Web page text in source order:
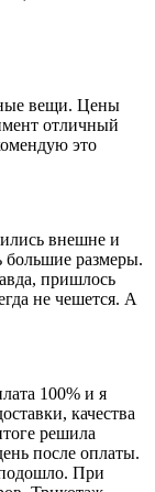
вещи. Цены
отличный
это
внешне и
большие размеры.
пришлось
не чешется. А
100% и я
качества
решила
после оплаты.
При